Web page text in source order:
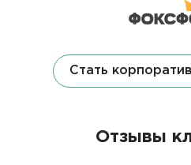
Стать
Отзывы